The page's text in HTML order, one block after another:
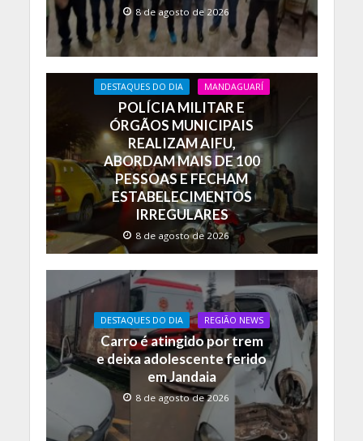
8 de agosto de 2026
DESTAQUES DO DIA MANDAGUARÍ
POLÍCIA MILITAR E
ÓRGÃOS MUNICIPAIS
REALIZAM AIFU,
ABORDAM MAIS DE 100
PESSOAS E FECHAM
ESTABELECIMENTOS
IRREGULARES
8 de agosto de 2026
DESTAQUES DO DIA REGIÃO NEWS
Carro é atingido por trem
e deixa adolescente ferido
em Jandaia
8 de agosto de 2026